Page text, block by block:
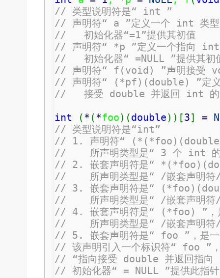
// 类型说明符是“ int ”
// 声明符“ a ”定义一个 int 类型
//   初始化器“=1”提供其初值
// 声明符“ *p ”定义一个指向 int
//   初始化器“ =NULL ”提供其初
// 声明符“ f(void) ”声明接受
// 声明符“ (*pf)(double) ”定义
//   接受 double 并返回 int 的函
int
(* (*foo) (double) ) [3] =
// 类型说明符是“int”
// 1. 声明符“
//    所声明类型是“ 3 个 int 的
// 2. 嵌套声明符是“
//    所声明类型是“ /嵌套声明
// 3. 嵌套声明符是“
//    所声明类型是“ /嵌套声明符
// 4. 嵌套声明符是“ (*foo) ”，是
//    所声明类型是“ /嵌套声明符/
// 5. 嵌套声明符是“ foo ”，是一
// 该声明引入一个标识符“ foo ”，
// “指向接受 double 并返回指向
// 初始化器“ = NULL ”提供此指针